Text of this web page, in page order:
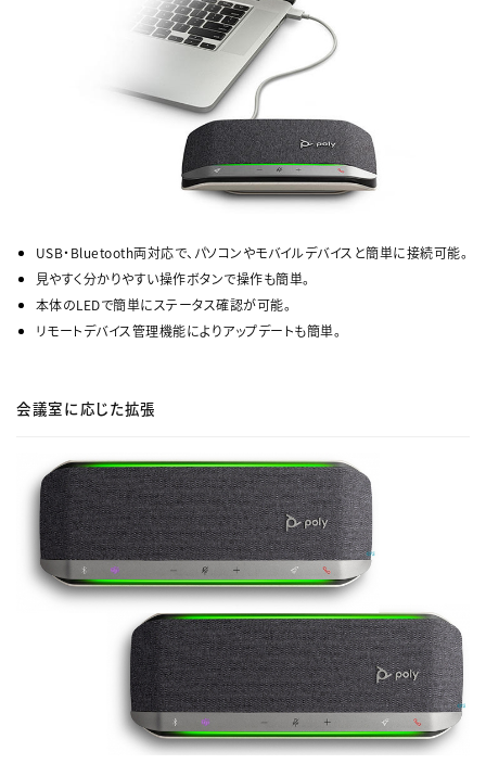
USB・Bluetooth両対応で、パソコンやモバイルデバイスと簡単に接続可能。
見やすく分かりやすい操作ボタンで操作も簡単。
本体のLEDで簡単にステータス確認が可能。
リモートデバイス管理機能によりアップデートも簡単。
会議室に応じた拡張